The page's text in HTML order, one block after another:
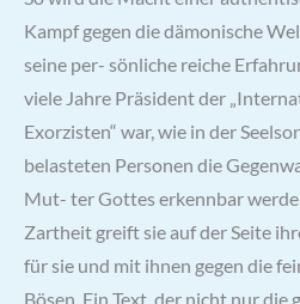
Kampf gegen die dämonische
seine per- sönliche reiche
viele Jahre Präsident der
Exorzisten“ war, wie in der
belasteten Personen die
Mut- ter Gottes erkennbar
Zartheit greift sie auf der Seite
für sie und mit ihnen gegen die
Bösen. Ein Text, der nicht nur